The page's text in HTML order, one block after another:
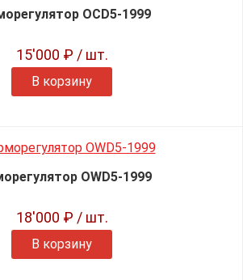
OCD5-1999
15'000 ₽ / шт.
В корзину
OWD5-1999
18'000 ₽ / шт.
В корзину